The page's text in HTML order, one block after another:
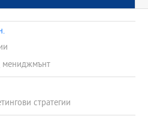
мениджмънт
стратегии